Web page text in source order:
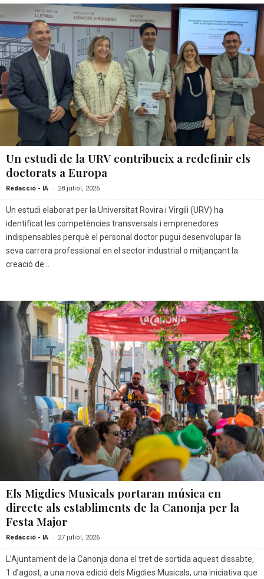
Un estudi de la URV contribueix a redefinir els
doctorats a Europa
Redacció - IA - 28 juliol, 2026
Un estudi elaborat per la Universitat Rovira i Virgili (URV) ha
identificat les competències transversals i emprenedores
indispensables perquè el personal doctor pugui desenvolupar la
seva carrera professional en el sector industrial o mitjançant la
creació de...
Els Migdies Musicals portaran música en
directe als establiments de la Canonja per la
Festa Major
Redacció - IA - 27 juliol, 2026
L’Ajuntament de la Canonja dona el tret de sortida aquest dissabte,
1 d’agost, a una nova edició dels Migdies Musicals, una iniciativa que